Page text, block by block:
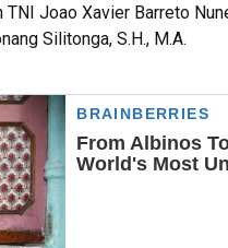
Joao Xavier Barreto
Silitonga, S.H., M.A.